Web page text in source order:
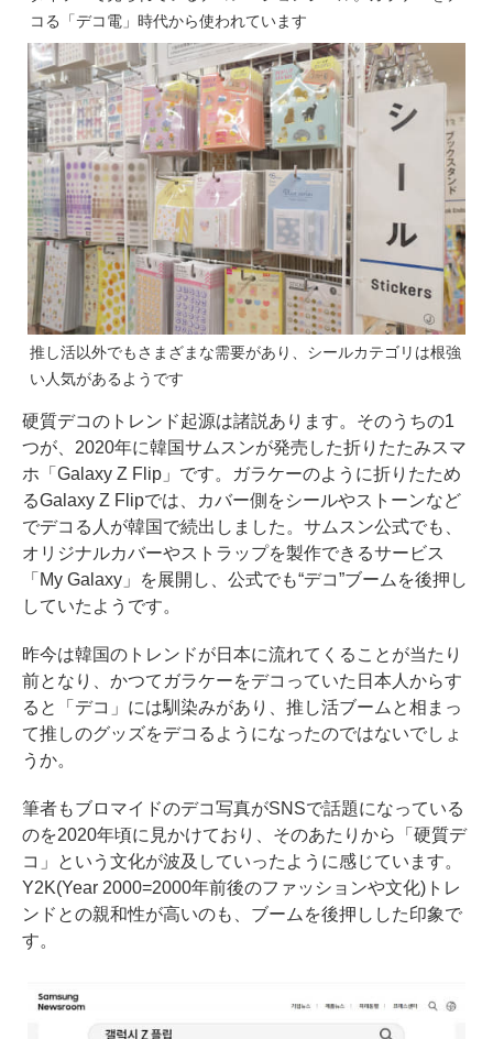
コる「デコ電」時代から使われています
推し活以外でもさまざまな需要があり、シールカテゴリは根強
い人気があるようです
硬質デコのトレンド起源は諸説あります。そのうちの1
つが、2020年に韓国サムスンが発売した折りたたみスマ
ホ「Galaxy Z Flip」です。ガラケーのように折りたため
るGalaxy Z Flipでは、カバー側をシールやストーンなど
でデコる人が韓国で続出しました。サムスン公式でも、
オリジナルカバーやストラップを製作できるサービス
「My Galaxy」を展開し、公式でも“デコ”ブームを後押し
していたようです。
昨今は韓国のトレンドが日本に流れてくることが当たり
前となり、かつてガラケーをデコっていた日本人からす
ると「デコ」には馴染みがあり、推し活ブームと相まっ
て推しのグッズをデコるようになったのではないでしょ
うか。
筆者もブロマイドのデコ写真がSNSで話題になっている
のを2020年頃に見かけており、そのあたりから「硬質デ
コ」という文化が波及していったように感じています。
Y2K(Year 2000=2000年前後のファッションや文化)トレ
ンドとの親和性が高いのも、ブームを後押しした印象で
す。